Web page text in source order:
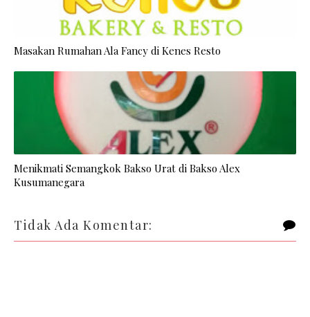
Masakan Rumahan Ala Fancy di Kenes Resto
Menikmati Semangkok Bakso Urat di Bakso Alex
Kusumanegara
Tidak Ada Komentar: